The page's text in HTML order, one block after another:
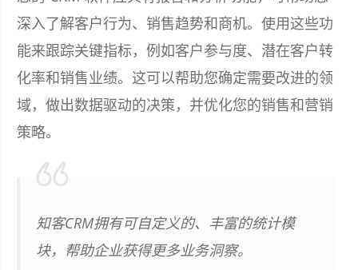
深入了解客户行为、销售趋势和商机。使用这些功
能来跟踪关键指标，例如客户参与度、潜在客户转
化率和销售业绩。这可以帮助您确定需要改进的领
域，做出数据驱动的决策，并优化您的销售和营销
策略。
知客CRM拥有可自定义的、丰富的统计模
块，帮助企业获得更多业务洞察。